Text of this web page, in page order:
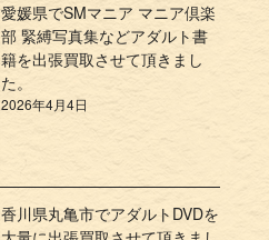
愛媛県でSMマニア マニア倶楽
部 緊縛写真集などアダルト書
籍を出張買取させて頂きまし
た。
2026年4月4日
香川県丸亀市でアダルトDVDを